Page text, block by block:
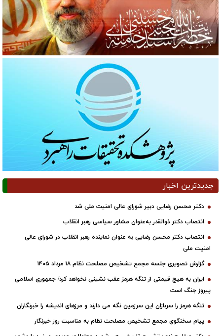
جدیدترین اخبار
دکتر محسن رضایی دبیر شورای عالی امنیت ملی شد
انتصاب دکتر ذوالقدر به‌عنوان مشاور سیاسی رهبر انقلاب
انتصاب دکتر محسن رضایی به عنوان نماینده رهبر انقلاب در شورای عالی
امنیت ملی
گزارش تصویری جلسه مجمع تشخیص مصلحت نظام ۱۸ مرداد ۱۴۰۵
ایران به هیچ قیمتی از تنگه هرمز عقب نشینی نخواهد کرد/ جمهوری اسلامی
پیروز جنگ است
تنگه هرمز را سربازان این سرزمین نگه می دارند و مرزهای اندیشه را خبرنگاران
پیام سخنگوی مجمع تشخیص مصلحت نظام به مناسبت روز خبرنگار